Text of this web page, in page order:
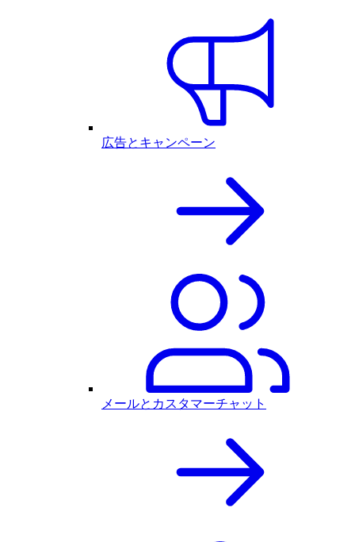
広告とキャンペーン
メールとカスタマーチャット